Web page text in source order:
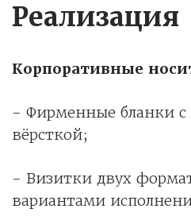
Реализация
Корпоративные
- Фирменные бланки с
вёрсткой;
- Визитки двух
вариантами